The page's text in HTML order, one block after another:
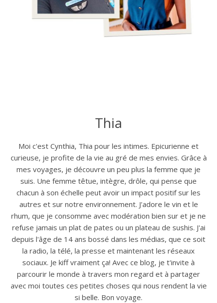
Thia
Moi c'est Cynthia, Thia pour les intimes. Epicurienne et
curieuse, je profite de la vie au gré de mes envies. Grâce à
mes voyages, je découvre un peu plus la femme que je
suis. Une femme têtue, intègre, drôle, qui pense que
chacun à son échelle peut avoir un impact positif sur les
autres et sur notre environnement. J'adore le vin et le
rhum, que je consomme avec modération bien sur et je ne
refuse jamais un plat de pates ou un plateau de sushis. J'ai
depuis l'âge de 14 ans bossé dans les médias, que ce soit
la radio, la télé, la presse et maintenant les réseaux
sociaux. Je kiff vraiment ça! Avec ce blog, je t'invite à
parcourir le monde à travers mon regard et à partager
avec moi toutes ces petites choses qui nous rendent la vie
si belle. Bon voyage.